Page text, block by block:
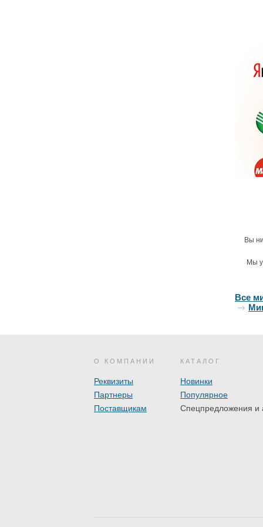
Вы
Мы
Все
О КОМПАНИИ
Реквизиты
Партнеры
Поставщикам
КАТАЛОГ
Новинки
Популярное
Спецпредложения и